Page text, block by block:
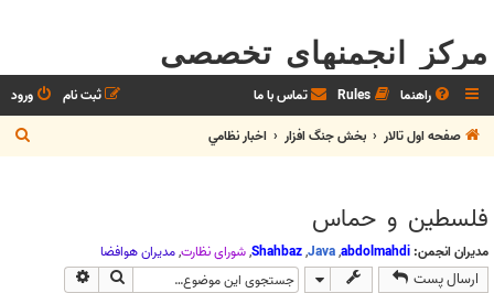
مرکز انجمنهای تخصصی
راهنما Rules تماس با ما ورود
ثبت نام
صفحه اول تالار
بخش جنگ افزار اخبار نظامي
ج
س
فلسطین و حماس
مدیران انجمن: abdolmahdi
,
Java
,
Shahbaz
,شوراي نظارت,مديران هوافضا
ارسال پست جستجو